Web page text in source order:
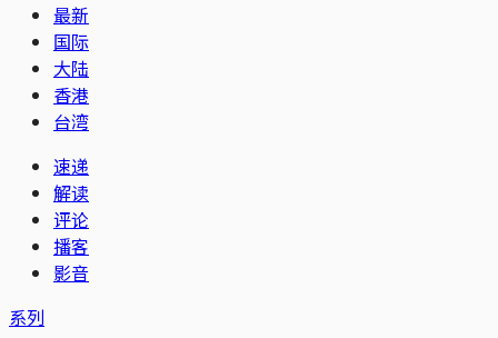
最新
国际
大陆
香港
台湾
速递
解读
评论
播客
影音
系列